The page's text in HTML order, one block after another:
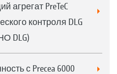
агрегат PreTeC
контроля DLG
DLG)
с Precea 6000